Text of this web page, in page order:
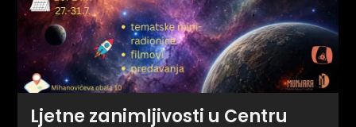
Ljetne zanimljivosti u Centru